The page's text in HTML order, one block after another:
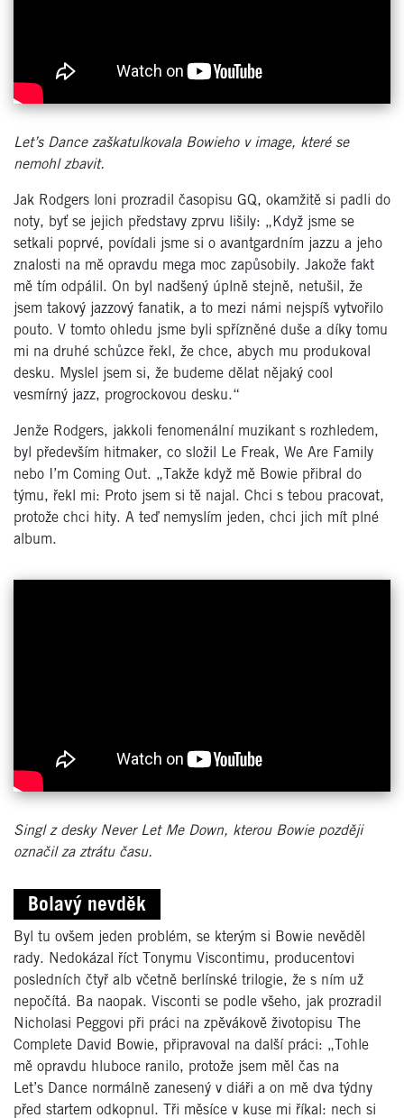
Let’s Dance zaškatulkovala Bowieho v image, které se
nemohl zbavit.
Jak Rodgers loni prozradil časopisu GQ, okamžitě si padli do
noty, byť se jejich představy zprvu lišily: „Když jsme se
setkali poprvé, povídali jsme si o avantgardním jazzu a jeho
znalosti na mě opravdu mega moc zapůsobily. Jakože fakt
mě tím odpálil. On byl nadšený úplně stejně, netušil, že
jsem takový jazzový fanatik, a to mezi námi nejspíš vytvořilo
pouto. V tomto ohledu jsme byli spřízněné duše a díky tomu
mi na druhé schůzce řekl, že chce, abych mu produkoval
desku. Myslel jsem si, že budeme dělat nějaký cool
vesmírný jazz, progrockovou desku.“
Jenže Rodgers, jakkoli fenomenální muzikant s rozhledem,
byl především hitmaker, co složil Le Freak, We Are Family
nebo I’m Coming Out. „Takže když mě Bowie přibral do
týmu, řekl mi: Proto jsem si tě najal. Chci s tebou pracovat,
protože chci hity. A teď nemyslím jeden, chci jich mít plné
album.
Singl z desky Never Let Me Down, kterou Bowie později
označil za ztrátu času.
Bolavý nevděk
Byl tu ovšem jeden problém, se kterým si Bowie nevěděl
rady. Nedokázal říct Tonymu Viscontimu, producentovi
posledních čtyř alb včetně berlínské trilogie, že s ním už
nepočítá. Ba naopak. Visconti se podle všeho, jak prozradil
Nicholasi Peggovi při práci na zpěvákově životopisu The
Complete David Bowie, připravoval na další práci: „Tohle
mě opravdu hluboce ranilo, protože jsem měl čas na
Let’s Dance normálně zanesený v diáři a on mě dva týdny
před startem odkopnul. Tři měsíce v kuse mi říkal: nech si